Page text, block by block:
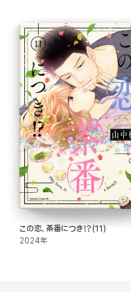
この恋、茶番につき!?(11)
2024年